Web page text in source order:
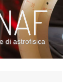
di astrofisica